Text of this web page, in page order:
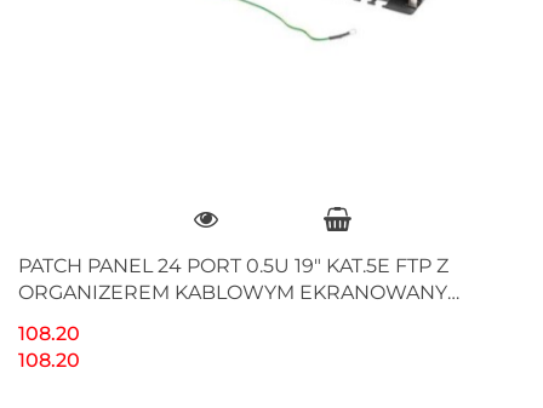
PATCH PANEL 24 PORT 0.5U 19" KAT.5E FTP Z
ORGANIZEREM KABLOWYM EKRANOWANY
108.20
108.20